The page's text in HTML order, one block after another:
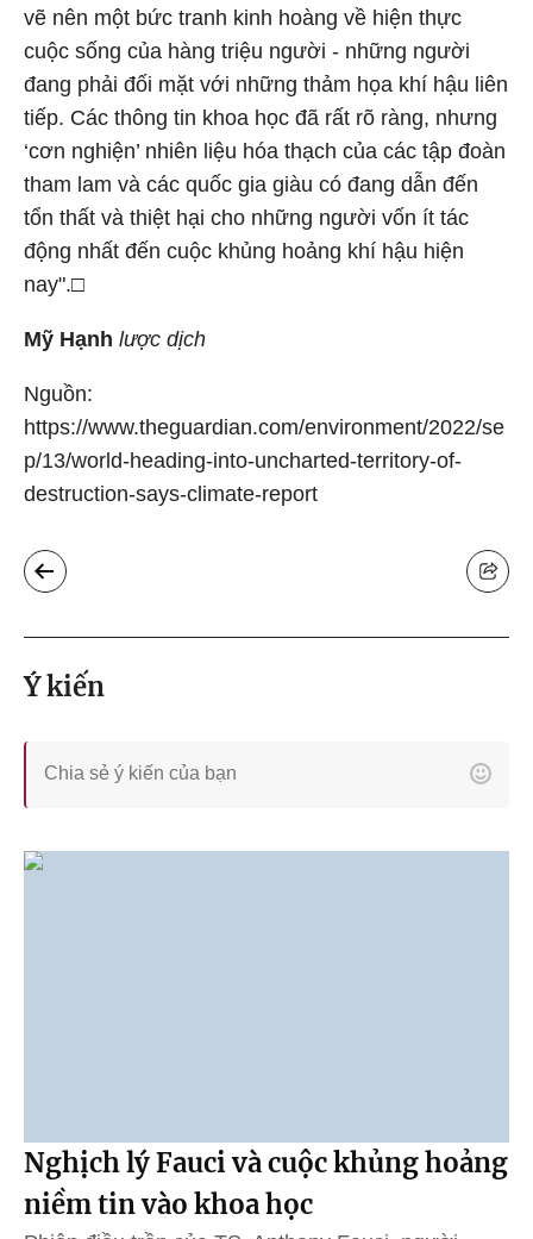
vẽ nên một bức tranh kinh hoàng về hiện thực
cuộc sống của hàng triệu người - những người
đang phải đối mặt với những thảm họa khí hậu liên
tiếp. Các thông tin khoa học đã rất rõ ràng, nhưng
‘cơn nghiện’ nhiên liệu hóa thạch của các tập đoàn
tham lam và các quốc gia giàu có đang dẫn đến
tổn thất và thiệt hại cho những người vốn ít tác
động nhất đến cuộc khủng hoảng khí hậu hiện
nay".□
Mỹ Hạnh lược dịch
Nguồn:
https://www.theguardian.com/environment/2022/se
p/13/world-heading-into-uncharted-territory-of-
destruction-says-climate-report
Ý kiến
Nghịch lý Fauci và cuộc khủng hoảng
niềm tin vào khoa học